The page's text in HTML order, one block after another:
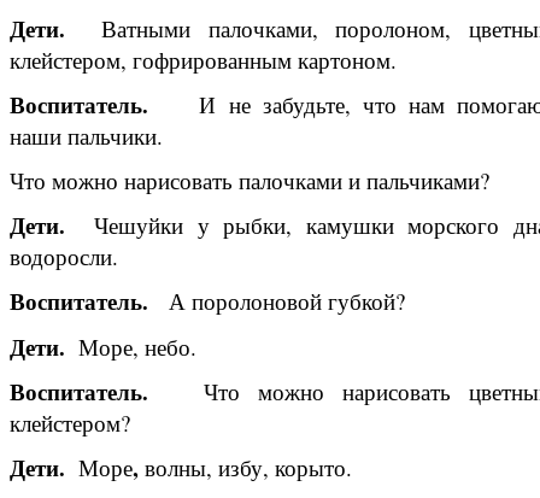
Дети.Ватными палочками, поролоном,
клейстером, гофрированным картоном.
Воспитатель.
И не забудьте, что нам
наши пальчики.
Что можно нарисовать палочками и пальчиками?
Дети.Чешуйки у рыбки, камушки морского
водоросли.
Воспитатель. А поролоновой губкой?
Дети. Море, небо.
Воспитатель. Что можно нарисовать
клейстером?
Дети. Море, волны, избу, корыто.